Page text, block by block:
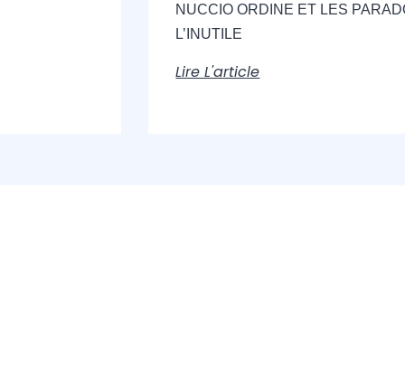
NUCCIO ORDINE ET LES
L’INUTILE
Lire L'article